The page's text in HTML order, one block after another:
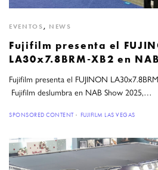
EVENTOS , NEWS
Fujifilm presenta el
LA30x7.8BRM-XB2 en
Fujifilm presenta el FUJINON
Fujifilm deslumbra en NAB Show 2025,…
SPONSORED CONTENT FUJIFILM LAS VEGAS